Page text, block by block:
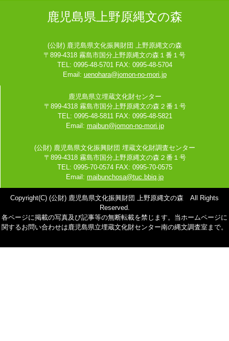
鹿児島県上野原縄文の森
(公財) 鹿児島県文化振興財団 上野原縄文の森
〒899-4318 霧島市国分上野原縄文の森１番１号
TEL: 0995-48-5701 FAX: 0995-48-5704
Email: uenohara@jomon-no-mori.jp
鹿児島県立埋蔵文化財センター
〒899-4318 霧島市国分上野原縄文の森２番１号
TEL: 0995-48-5811 FAX: 0995-48-5821
Email: maibun@jomon-no-mori.jp
(公財) 鹿児島県文化振興財団 埋蔵文化財調査センター
〒899-4318 霧島市国分上野原縄文の森２番１号
TEL: 0995-70-0574 FAX: 0995-70-0575
Email: maibunchosa@tuc.bbiq.jp
Copyright(C) (公財) 鹿児島県文化振興財団 上野原縄文の森 All Rights
Reserved.
各ページに掲載の写真及び記事等の無断転載を禁じます。当ホームページに
関するお問い合わせは鹿児島県立埋蔵文化財センター南の縄文調査室まで。